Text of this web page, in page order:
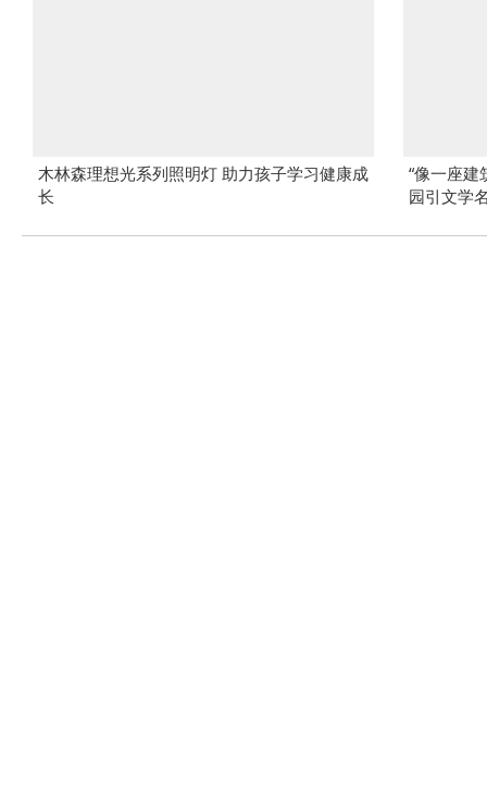
木林森理想光系列照明灯 助力孩子学习健康成
长
“像一座建
园引文学